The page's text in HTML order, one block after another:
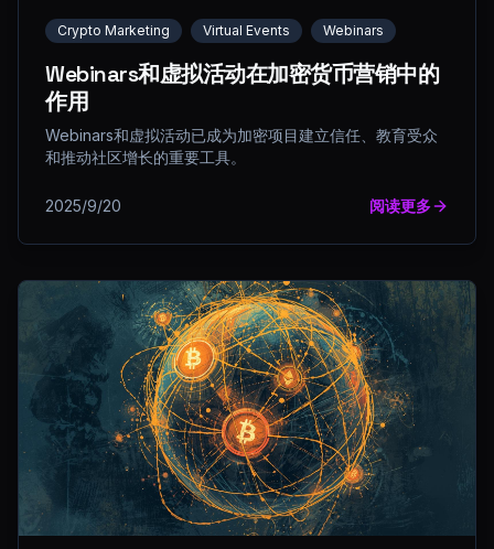
Crypto Marketing Virtual Events Webinars
Webinars和虚拟活动在加密货币营销中的
作用
Webinars和虚拟活动已成为加密项目建立信任、教育受众
和推动社区增长的重要工具。
2025/9/20 阅读更多